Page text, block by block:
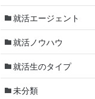
就活エージェント
就活ノウハウ
就活生のタイプ
未分類